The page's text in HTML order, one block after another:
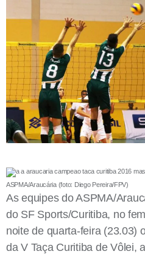
ASPMA/Araucária (foto: Diego Pereira/FPV)
As equipes do ASPMA/
do SF Sports/Curitiba, no
noite de quarta-feira (23.03)
da V Taça Curitiba de Vôlei,